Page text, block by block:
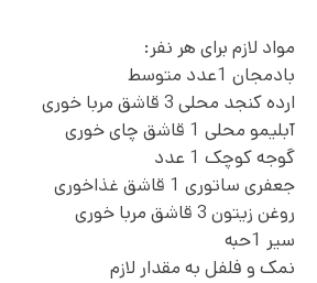
مواد لازم برای هر نفر:
بادمجان 1عدد متوسط
ارده کنجد محلی 3 قاشق مربا خوری
آبلیمو محلی 1 قاشق چای خوری
گوجه کوچک 1 عدد
جعفری ساتوری 1 قاشق غذاخوری
روغن زیتون 3 قاشق مربا خوری
سیر 1حبه
نمک و فلفل به مقدار لازم